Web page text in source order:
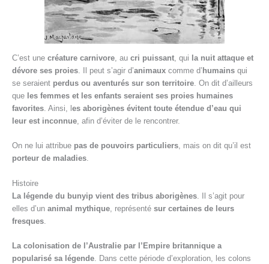
C’est une créature carnivore , au cri puissant , qui la nuit attaque et
dévore ses proies . Il peut s’agir d’animaux comme d’ humains qui
se seraient perdus ou aventurés sur son territoire . On dit d’ailleurs
que les femmes et les enfants seraient ses proies humaines
favorites . Ainsi, l es aborigènes évitent toute étendue d’eau qui
leur est inconnue , afin d’éviter de le rencontrer.
On ne lui attribue pas de pouvoirs particuliers, mais on dit qu’il est
porteur de maladies.
Histoire
La légende du bunyip vient des tribus aborigènes . Il s’agit pour
elles d’un animal mythique , représenté sur certaines de leurs
fresques
La colonisation de l’Australie par l’Empire britannique a
popularisé sa légende. Dans cette période d’exploration, les colons